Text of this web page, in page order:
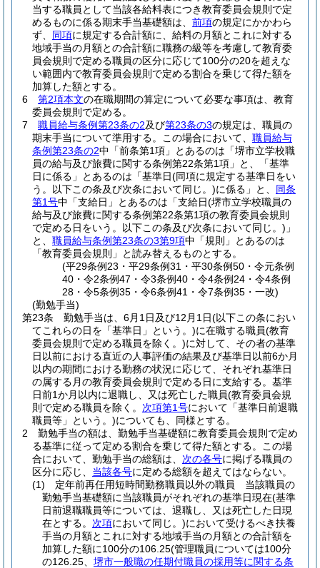
当する職員として当該各給料表につき教育委員会規則で定
めるものに係る期末手当基礎額は、 前項の規定にかかわら
ず、 同項に規定する合計額に、給料の月額とこれに対する
地域手当の月額との合計額に職務の級等を考慮して教育委
員会規則で定める職員の区分に応じて100分の20を超えな
い範囲内で教育委員会規則で定める割合を乗じて得た額を
加算した額とする。
6
第2項本文の在職期間の算定について必要な事項は、教育
委員会規則で定める。
7
職員給与条例第23条の2及び第23条の3の規定は、職員の
期末手当について準用する。
この場合において、 職員給与
条例第23条の2中「前条第1項」とあるのは「堺市立学校職
員の給与及び旅費に関する条例第22条第1項」と、「基準
日に係る」とあるのは「基準日(同項に規定する基準日をい
う。以下この条及び次条において同じ。)に係る」と、 同条
第1号中「支給日」とあるのは「支給日(堺市立学校職員の
給与及び旅費に関する条例第22条第1項の教育委員会規則
で定める日をいう。以下この条及び次条において同じ。) 」
と、 職員給与条例第23条の3第9項中「規則」とあるのは
「教育委員会規則」と読み替えるものとする。
(平29条例23・平29条例31・平30条例50・令元条例
40・令2条例47・令3条例40・令4条例24・令4条例
28・令5条例35・令6条例41・令7条例35・一改)
(勤勉手当)
第23条
勤勉手当は、6月1日及び12月1日(以下この条におい
てこれらの日を「基準日」という。)に在職する職員(教育
委員会規則で定める職員を除く。)に対して、その者の基準
日以前における直近の人事評価の結果及び基準日以前6か月
以内の期間における勤務の状況に応じて、それぞれ基準日
の属する月の教育委員会規則で定める日に支給する。 基準
日前1か月以内に退職し、又は死亡した職員(教育委員会規
則で定める職員を除く。 次項第1号において「基準日前退職
職員等」という。)についても、同様とする。
2
勤勉手当の額は、勤勉手当基礎額に教育委員会規則で定め
る基準に従って定める割合を乗じて得た額とする。
この場
合において、勤勉手当の総額は、 次の各号に掲げる職員の
区分に応じ、 当該各号に定める総額を超えてはならない。
(1)
定年前再任用短時間勤務職員以外の職員 当該職員の
勤勉手当基礎額に当該職員がそれぞれの基準日現在(基準
日前退職職員等については、退職し、又は死亡した日現
在とする。 次項において同じ。)において受けるべき扶養
手当の月額とこれに対する地域手当の月額との合計額を
加算した額に100分の106.25(管理職員については100分
の126.25、 堺市一般職の任期付職員の採用等に関する条